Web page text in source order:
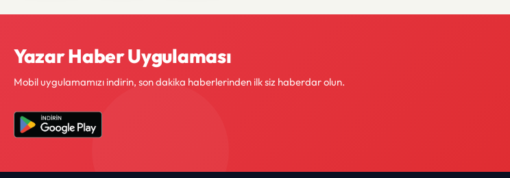
Yazar Haber Uygulaması
Mobil uygulamamızı indirin, son dakika haberlerinden ilk siz haberdar olun.